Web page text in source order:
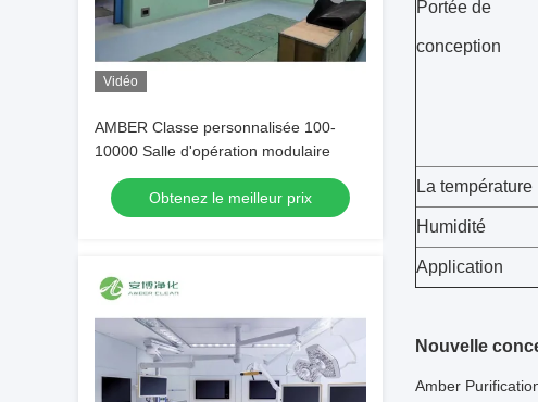
Vidéo
AMBER Classe personnalisée 100-
10000 Salle d'opération modulaire
Obtenez le meilleur prix
Portée de
conception
La température
Humidité
Application
Nouvelle
Amber